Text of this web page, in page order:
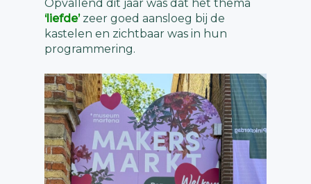
Opvallend dit jaar was dat het thema
‘liefde’zeer goed aansloeg bij de
kastelen en zichtbaar was in hun
programmering.